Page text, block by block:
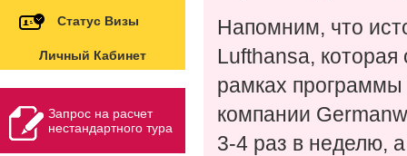
Статус Визы
Личный Кабинет
Запрос на расчет
нестандартного тура
Напомним, что
Lufthansa,
рамках программы
компании
3-4 раз в неделю,